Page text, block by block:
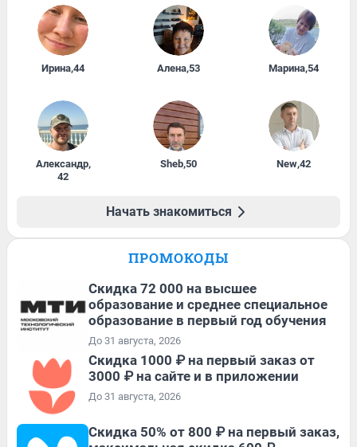
Ирина,44 Алена,53 Марина,54
Александр,
42
Sheb,50 New,42
Начать знакомиться
ПРОМОКОДЫ
Скидка 72 000 на высшее
образование и среднее специальное
образование в первый год обучения
До 31 августа, 2026
Скидка 1000 ₽ на первый заказ от
3000 ₽ на сайте и в приложении
До 31 августа, 2026
Скидка 50% от 800 ₽ на первый заказ,